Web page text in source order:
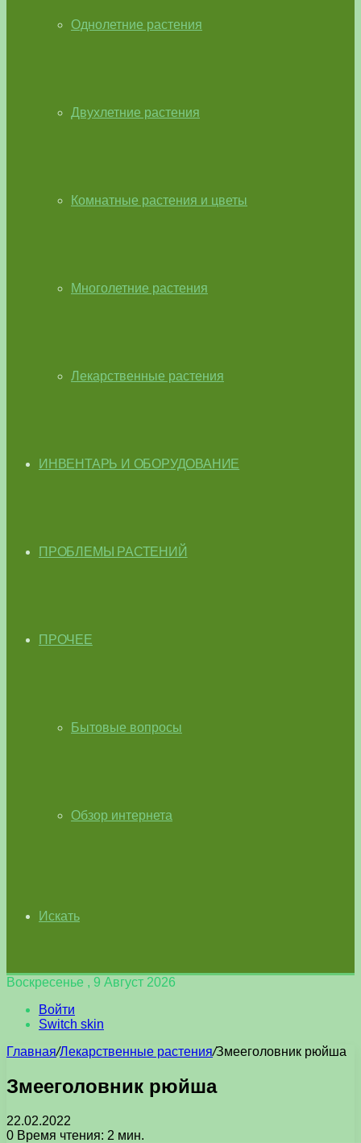
Однолетние растения
Двухлетние растения
Комнатные растения и цветы
Многолетние растения
Лекарственные растения
ИНВЕНТАРЬ И ОБОРУДОВАНИЕ
ПРОБЛЕМЫ РАСТЕНИЙ
ПРОЧЕЕ
Бытовые вопросы
Обзор интернета
Искать
Воскресенье , 9 Август 2026
Войти
Switch skin
Главная/Лекарственные растения/Змееголовник рюйша
Змееголовник рюйша
22.02.2022
0 Время чтения: 2 мин.